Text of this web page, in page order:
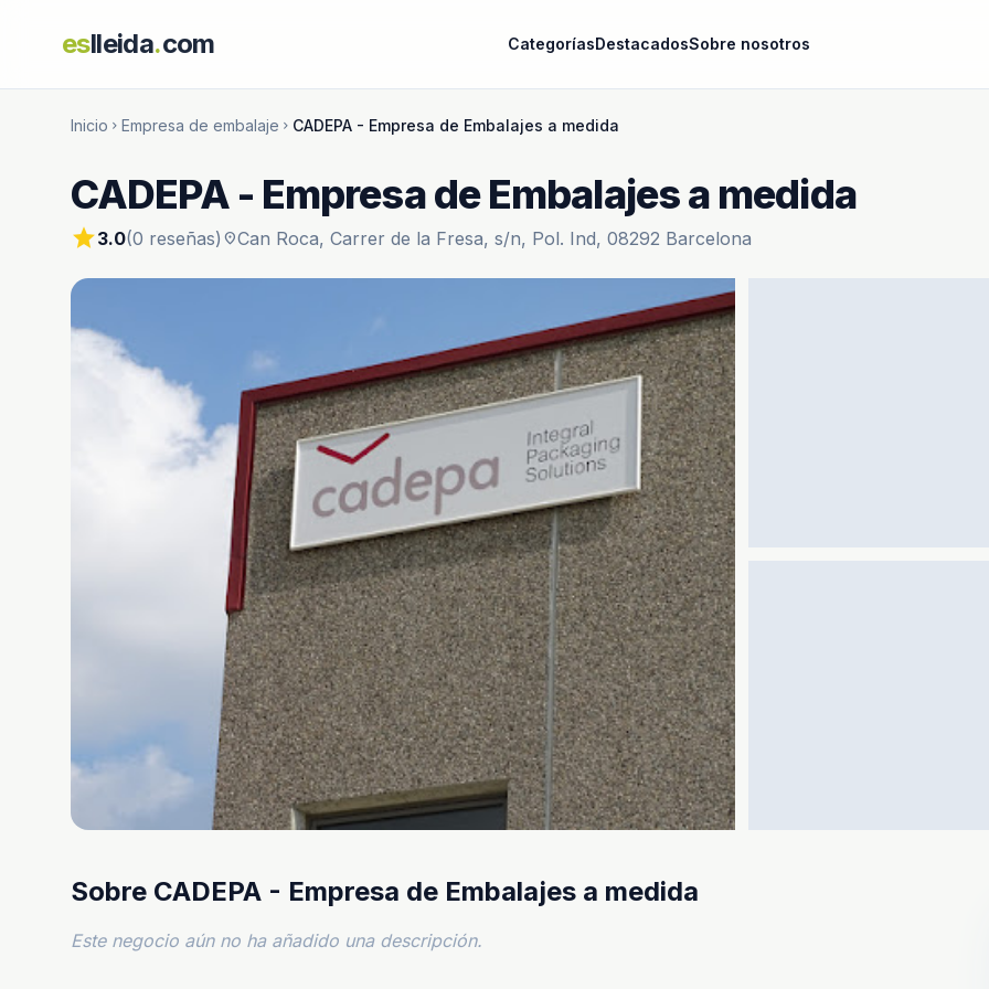
eslleida.com CategoríasDestacadosSobre nosotros
Inicio chevron_right Empresa de embalaje chevron_right CADEPA - Empresa de Embalajes a medida
CADEPA - Empresa de Embalajes a medida
star3.0(0 reseñas) location_onCan Roca, Carrer de la Fresa, s/n, Pol. Ind, 08292 Barcelona
Sobre CADEPA - Empresa de Embalajes a medida
Este negocio aún no ha añadido una descripción.